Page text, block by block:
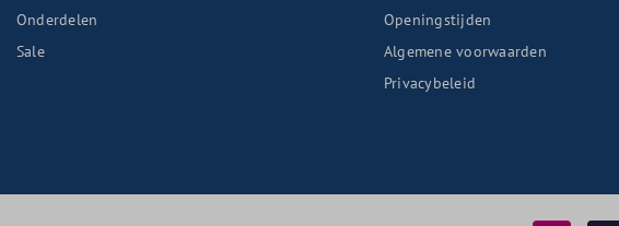
Onderdelen
Sale
Openingstijden
Algemene voorwaarden
Privacybeleid